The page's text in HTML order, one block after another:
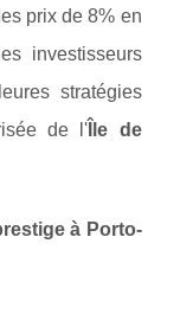
prix de 8% en
investisseurs
stratégies
de l' Île de
à Porto-